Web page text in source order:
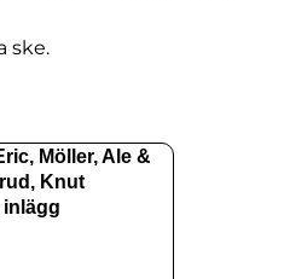
ske.
Möller, Ale &
Knut
inlägg